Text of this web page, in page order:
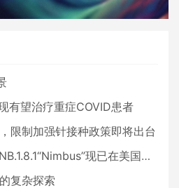
有望治疗重症COVID患者
限制加强针接种政策即将出台
现已在美国占据主导地位
复杂探索